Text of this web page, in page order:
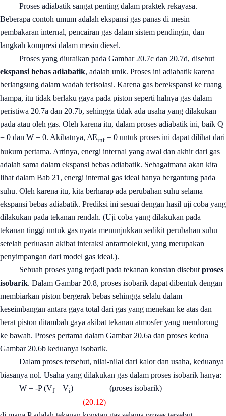
Proses adiabatik sangat penting dalam praktek rekayasa.
Beberapa contoh umum adalah ekspansi gas panas di mesin
pembakaran internal, pencairan gas dalam sistem pendingin, dan
langkah kompresi dalam mesin diesel.
Proses yang diuraikan pada Gambar 20.7c dan 20.7d, disebut
ekspansi bebas adiabatik, adalah unik. Proses ini adiabatik karena
berlangsung dalam wadah terisolasi. Karena gas berekspansi ke ruang
hampa, itu tidak berlaku gaya pada piston seperti halnya gas dalam
peristiwa 20.7a dan 20.7b, sehingga tidak ada usaha yang dilakukan
pada atau oleh gas. Oleh karena itu, dalam proses adiabatik ini, baik Q
= 0 dan W = 0. Akibatnya, ∆Eint = 0 untuk proses ini dapat dilihat dari
hukum pertama. Artinya, energi internal yang awal dan akhir dari gas
adalah sama dalam ekspansi bebas adiabatik. Sebagaimana akan kita
lihat dalam Bab 21, energi internal gas ideal hanya bergantung pada
suhu. Oleh karena itu, kita berharap ada perubahan suhu selama
ekspansi bebas adiabatik. Prediksi ini sesuai dengan hasil uji coba yang
dilakukan pada tekanan rendah. (Uji coba yang dilakukan pada
tekanan tinggi untuk gas nyata menunjukkan sedikit perubahan suhu
setelah perluasan akibat interaksi antarmolekul, yang merupakan
penyimpangan dari model gas ideal.).
Sebuah proses yang terjadi pada tekanan konstan disebut proses
isobarik. Dalam Gambar 20.8, proses isobarik dapat dibentuk dengan
membiarkan piston bergerak bebas sehingga selalu dalam
keseimbangan antara gaya total dari gas yang menekan ke atas dan
berat piston ditambah gaya akibat tekanan atmosfer yang mendorong
ke bawah. Proses pertama dalam Gambar 20.6a dan proses kedua
Gambar 20.6b keduanya isobarik.
Dalam proses tersebut, nilai-nilai dari kalor dan usaha, keduanya
biasanya nol. Usaha yang dilakukan gas dalam proses isobarik hanya:
W = -P (Vf– Vi)
(proses isobarik)
(20.12)